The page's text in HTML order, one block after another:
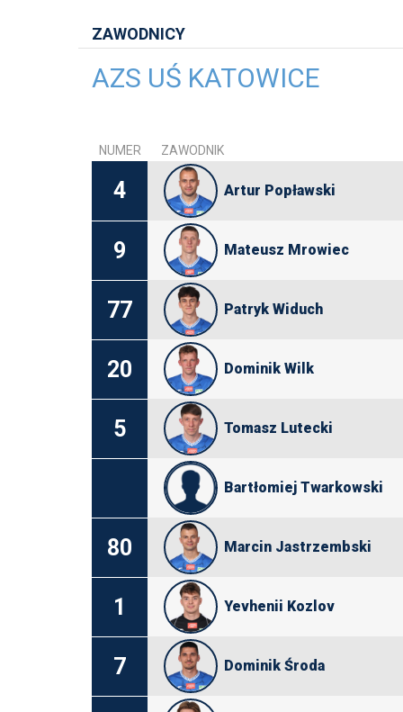
ZAWODNICY
AZS UŚ KATOWICE
NUMER ZAWODNIK
4 Artur Popławski
9 Mateusz Mrowiec
77 Patryk Widuch
20 Dominik Wilk
5 Tomasz Lutecki
Bartłomiej Twarkowski
80 Marcin Jastrzembski
1 Yevhenii Kozlov
7 Dominik Środa